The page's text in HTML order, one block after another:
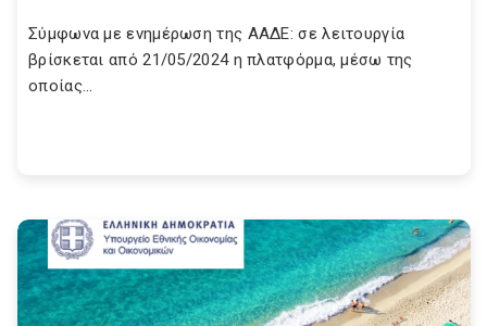
Σύμφωνα με ενημέρωση της ΑΑΔΕ: σε λειτουργία
βρίσκεται από 21/05/2024 η πλατφόρμα, μέσω της
οποίας...